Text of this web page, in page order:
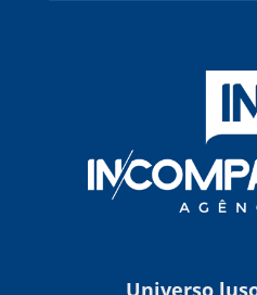
Universo